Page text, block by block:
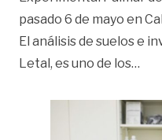
pasado 6 de mayo en
El análisis de suelos e
Letal, es uno de los…